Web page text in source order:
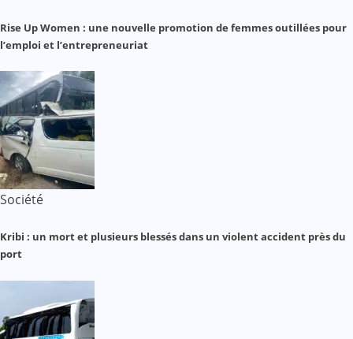
Rise Up Women : une nouvelle promotion de femmes outillées pour
l’emploi et l’entrepreneuriat
Société
Kribi : un mort et plusieurs blessés dans un violent accident près du
port